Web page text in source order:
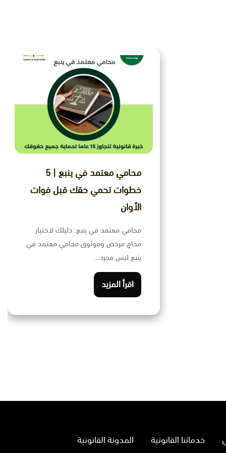
ﻣﺤﺎﻣﻲ ﻣﻌﺘﻤﺪ ﻓﻲ ﻳﻨﺒﻊ | 5
خطوات تحمي حقك قبل فوات
الأوان
محامي معتمد في ينبع: دليلك لاختيار
محامٍ مرخص وموثوق محامي معتمد في
ينبع ليس مجرد…
اقرأ المزيد
خدماتنا القانونية
المدونة القانونية